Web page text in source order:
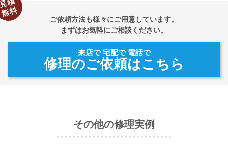
ご依頼方法も様々にご用意しています。
まずはお気軽にご相談ください。
来店で 宅配で 電話で
修理のご依頼はこちら
無料
その他の修理実例